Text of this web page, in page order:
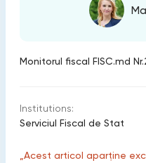
Monitorul fiscal FISC.md
Institutions:
Serviciul Fiscal de Stat
„Acest articol aparține